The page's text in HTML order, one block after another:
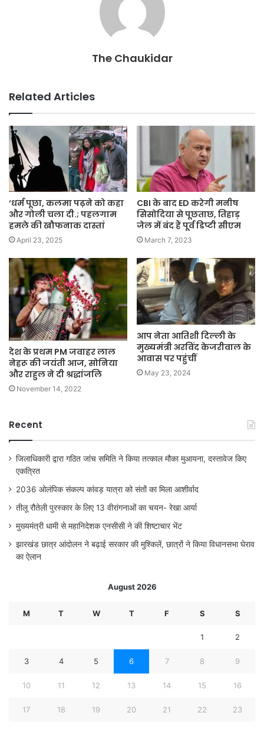
The Chaukidar
Related Articles
‘धर्म पूछा, कलमा पढ़ने को कहा
और गोली चला दी.; पहलगाम
हमले की खौफनाक दास्तां
April 23, 2025
CBI के बाद ED करेगी मनीष
सिसोदिया से पूछताछ, तिहाड़
जेल में बंद हैं पूर्व डिप्टी सीएम
March 7, 2023
देश के प्रथम PM जवाहर लाल
नेहरू की जयंती आज, सोनिया
और राहुल ने दी श्रद्धांजलि
November 14, 2022
आप नेता आतिशी दिल्ली के
मुख्यमंत्री अरविंद केजरीवाल के
आवास पर पहुंचीं
May 23, 2024
Recent
जिलाधिकारी द्वारा गठित जांच समिति ने किया तत्काल मौका मुआयना, दस्तावेज किए
एकत्रित
2036 ओलंपिक संकल्प कांवड़ यात्रा को संतों का मिला आशीर्वाद
तीलू रौतेली पुरस्कार के लिए 13 वीरांगनाओं का चयन- रेखा आर्या
मुख्यमंत्री धामी से महानिदेशक एनसीसी ने की शिष्टाचार भेंट
झारखंड छात्र आंदोलन ने बढ़ाई सरकार की मुश्किलें, छात्रों ने किया विधानसभा घेराव
का ऐलान
August 2026
M T W T F S S
1 2
3 4 5 6 7 8 9
10 11 12 13 14 15 16
17 18 19 20 21 22 23